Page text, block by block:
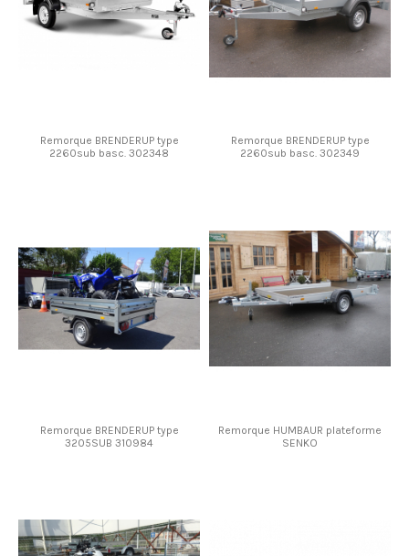
Remorque BRENDERUP type
2260sub basc. 302348
Remorque BRENDERUP type
2260sub basc. 302349
Remorque BRENDERUP type
3205SUB 310984
Remorque HUMBAUR plateforme
SENKO